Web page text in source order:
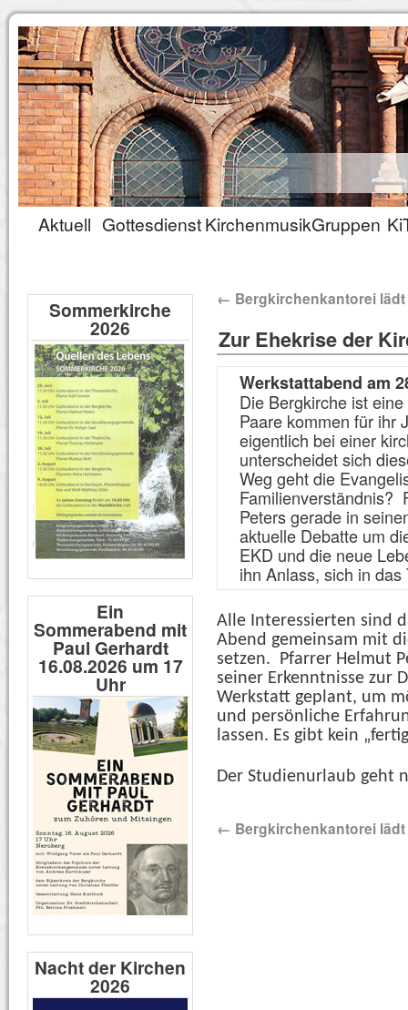
Aktuell GottesdienstKirchenmusikGruppen
← Bergkirchenkantorei
Zur Ehekrise der
Werkstattabend am
Die Bergkirche ist
Paare kommen für ihr
eigentlich bei einer
unterscheidet sich
Weg geht die
Familienverständnis?
Peters gerade in
aktuelle Debatte um
EKD und die neue
ihn Anlass, sich in
Alle Interessierten sind
Abend gemeinsam mit
setzen. Pfarrer Helmut
seiner Erkenntnisse zur
Werkstatt geplant, um
und persönliche
lassen. Es gibt kein
Der Studienurlaub geht
← Bergkirchenkantorei
Sommerkirche
2026
Ein
Sommerabend mit
Paul Gerhardt
16.08.2026 um 17
Uhr
Nacht der Kirchen
2026